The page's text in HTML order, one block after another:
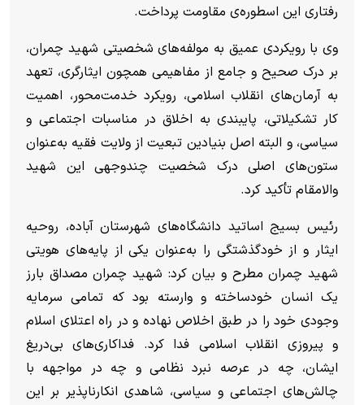
رفتاری این اسطوره‌ی مقاومت پرداخت.
وی با رویکردی عمیق به مولفه‌های شخصیتی شهید چمران،
بر درک صحیح و جامع از مفاهیمی همچون ایثارگری، تعهد
به آرمان‌های انقلاب اسلامی، رویکرد خدمت‌محور، اهمیت
کار تشکیلاتی، پایبندی به اخلاق در مناسبات اجتماعی و
سیاسی، و البته اصل بنیادین تبعیت از ولایت فقیه به‌عنوان
ستون‌های اصلی درک شخصیت چندوجهی این شهید
والامقام تأکید کرد.
رئیس بسیج اساتید دانشگاه‌های شهرستان آباده، روحیه
ایثار و از خودگذشتگی را به‌عنوان یکی از پایه‌های هویتی
شهید چمران مطرح و بیان کرد: شهید چمران مصداق بارز
یک انسان خودساخته و وارسته بود که تمامی سرمایه
وجودی خود را در طبق اخلاص نهاده و در راه اعتلای اسلام
و پیروزی انقلاب اسلامی فدا کرد. فداکاری‌های بی‌دریغ
ایشان، چه در عرصه نبرد نظامی و چه در مواجهه با
چالش‌های اجتماعی و سیاسی، شاهدی انکارناپذیر بر این